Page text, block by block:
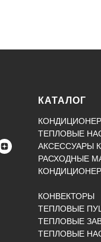
КАТАЛОГ
ТЕПЛОВЫЕ
АКСЕССУАРЫ
РАСХОДНЫЕ
КОНВЕКТОРЫ
ТЕПЛОВЫЕ
ТЕПЛОВЫЕ
ТЕПЛОВЫЕ